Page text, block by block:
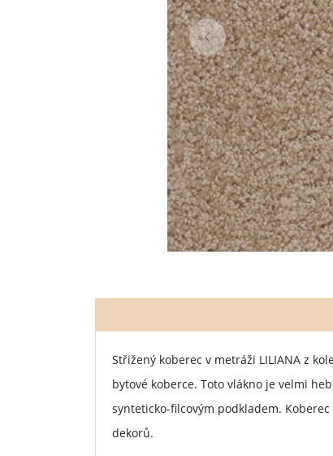
Střižený koberec v metráži LILIANA z
bytové koberce. Toto vlákno je velmi
synteticko-filcovým podkladem.
dekorů.